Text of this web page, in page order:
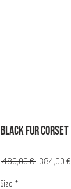
BLACK FUR CORSET
480,00 € Precio
384,00 €
Size *